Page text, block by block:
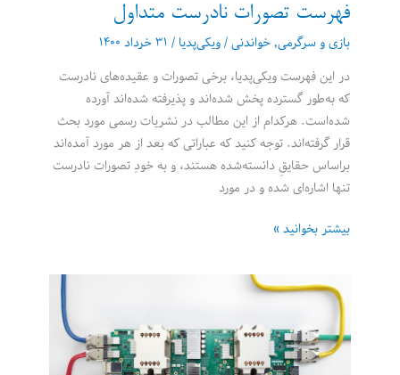
بیش
از
حد
فهرست تصورات نادرست متداول
بازی و سرگرمی,خواندنی/ویکی‌پدیا / ۳۱ خرداد ۱۴۰۰
در این فهرست ویکی‌پدیا، برخی تصورات و عقیده‌های نادرست
که به‌طور گسترده پخش شده‌اند و پذیرفته شده‌اند آورده
شده‌است. هرکدام از این مطالب در نشریات رسمی مورد بحث
قرار گرفته‌اند. توجه کنید که عباراتی که بعد از هر مورد آمده‌اند
براساس حقایقِ دانسته‌شده هستند، و به خودِ تصورات نادرست
تنها اشاره‌ای شده و در مورد
فهرست
متداول
بیشتر بخوانید »